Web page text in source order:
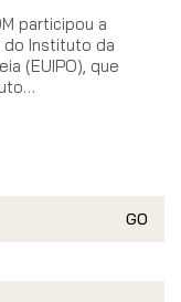
participou a
do Instituto da
(EUIPO), que